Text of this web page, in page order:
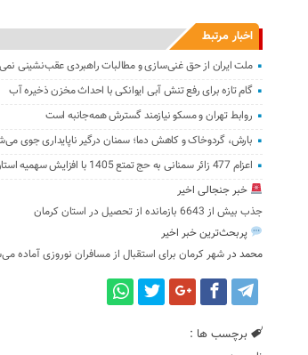
اخبار مرتبط
ملت ایران از حق غنی‌سازی و مطالبات راهبردی عقب‌نشینی
گام تازه برای رفع تنش آبی ایوانکی با احداث مخزن ذخیره آب
روابط تهران و مسکو نیازمند گسترش همه‌جانبه است
بارش، گردوخاک و کاهش دما؛ سمنان درگیر ناپایداری جوی
اعزام 477 زائر سمنانی به حج تمتع 1405 با افزایش سهمیه استان
خبر جنجالی اخیر
جذب بیش از 6643 بازمانده از تحصیل در استان کرمان
پربحث‌ترین خبر اخیر
محمد درشهر کرمان برای استقبال از مسافران نوروزی آماده
برچسب ها :